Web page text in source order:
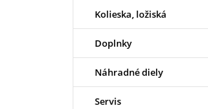
Kolieska, ložiská
Doplnky
Náhradné diely
Servis